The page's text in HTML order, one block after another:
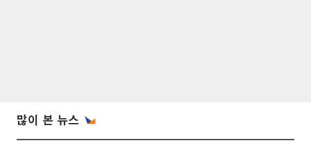
많이 본 뉴스